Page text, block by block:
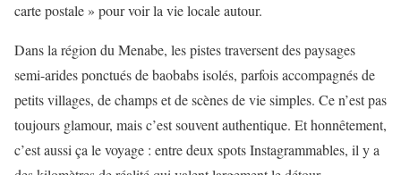
carte postale » pour voir la vie locale autour.
Dans la région du Menabe, les pistes traversent des paysages
semi-arides ponctués de baobabs isolés, parfois accompagnés de
petits villages, de champs et de scènes de vie simples. Ce n’est pas
toujours glamour, mais c’est souvent authentique. Et honnêtement,
c’est aussi ça le voyage : entre deux spots Instagrammables, il y a